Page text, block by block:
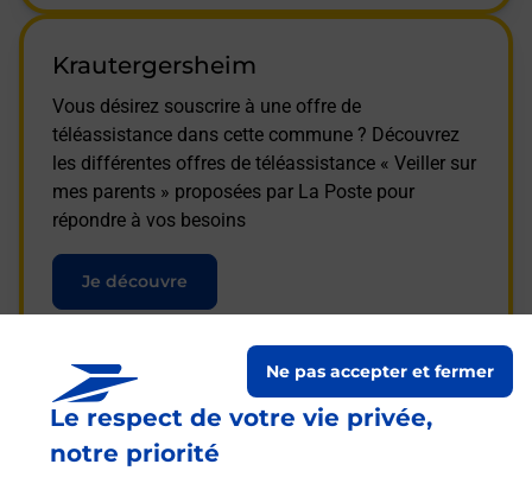
Le respect de votre vie privée,
notre priorité
Ne pas accepter et fermer
Krautergersheim
Vous désirez souscrire à une offre de
téléassistance dans cette commune ? Découvrez
les différentes offres de téléassistance « Veiller sur
mes parents » proposées par La Poste pour
répondre à vos besoins
Je découvre
Questions fréquemment
posées